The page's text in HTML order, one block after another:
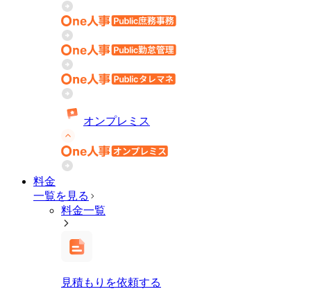
オンプレミス
料金
一覧を見る
料金一覧
見積もりを依頼する